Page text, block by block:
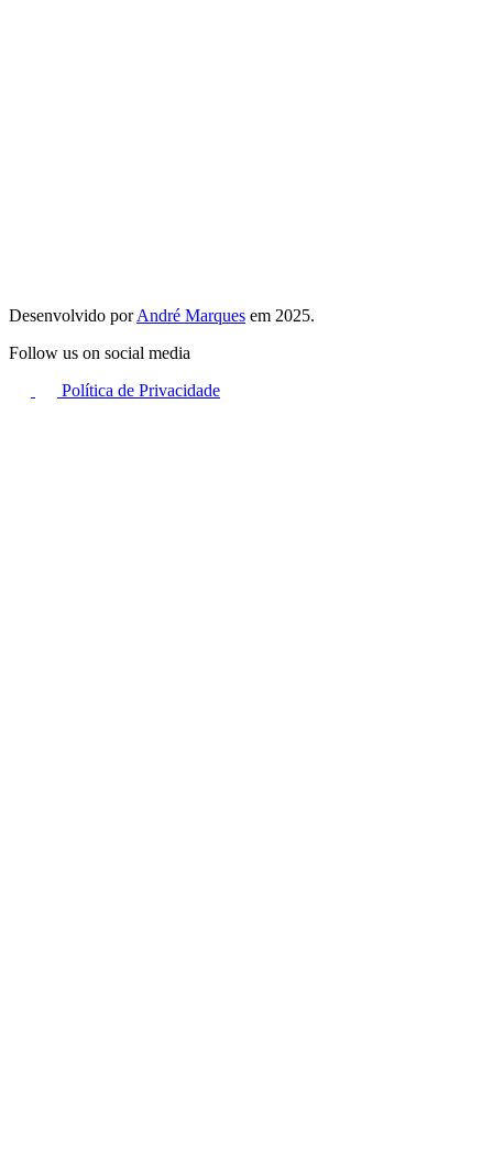
Desenvolvido porAndré Marques em 2025.
Follow us on social media
Política de Privacidade